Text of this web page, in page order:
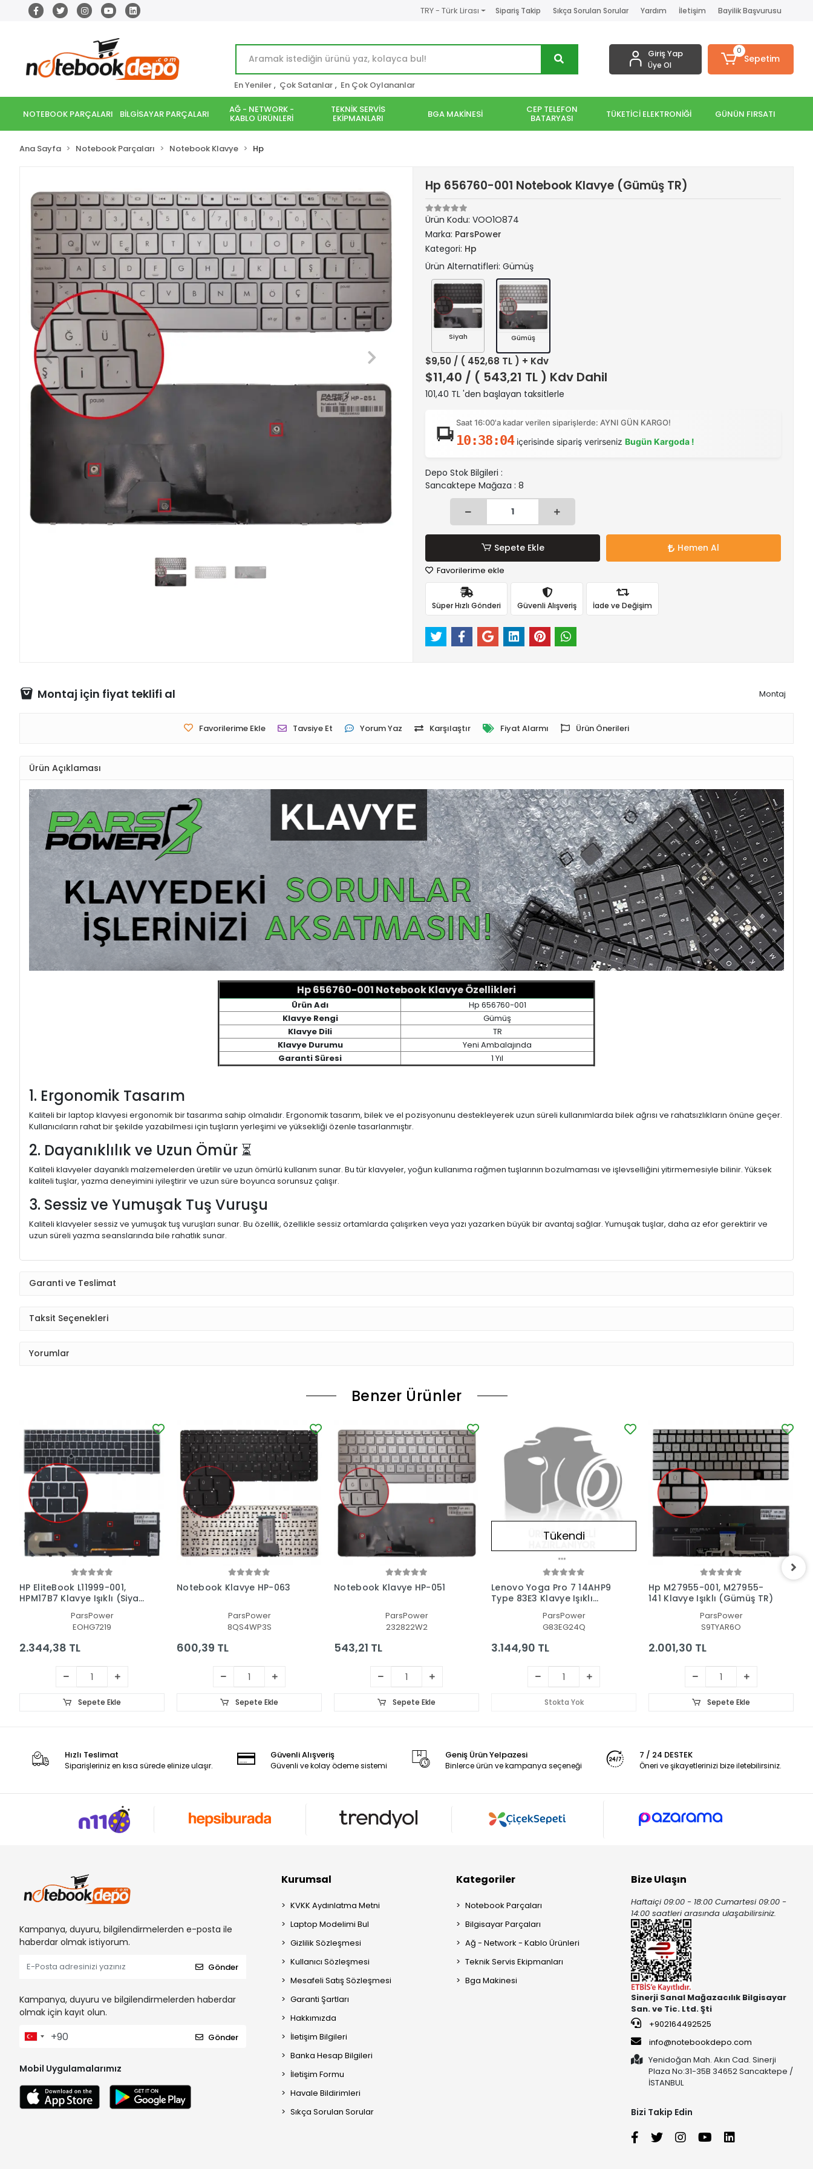
TRY - Türk Lirası Sipariş Takip Sıkça Sorulan Sorular Yardım İletişim Bayilik Başvurusu
En Yeniler , Çok Satanlar , En Çok Oylananlar
Giriş Yap
Üye Ol
0
Sepetim
NOTEBOOK PARÇALARI BİLGİSAYAR PARÇALARI AĞ - NETWORK -
KABLO ÜRÜNLERİ
TEKNİK SERVİS
EKİPMANLARI BGA MAKİNESİ CEP TELEFON
BATARYASI TÜKETİCİ ELEKTRONİĞİ GÜNÜN FIRSATI
Ana Sayfa Notebook Parçaları Notebook Klavye Hp
Hp 656760-001 Notebook Klavye (Gümüş TR)
Ürün Kodu: VOO1O874
Marka: ParsPower
Kategori: Hp
Ürün Alternatifleri: Gümüş
Siyah Gümüş
$9,50 / ( 452,68 TL ) + Kdv
$11,40 / ( 543,21 TL ) Kdv Dahil
101,40 TL 'den başlayan taksitlerle
Saat 16:00'a kadar verilen siparişlerde: AYNI GÜN KARGO!
10:38:03içerisinde sipariş verirseniz Bugün Kargoda !
Depo Stok Bilgileri :
Sancaktepe Mağaza : 8
Sepete Ekle Hemen Al
Favorilerime ekle
Süper Hızlı Gönderi Güvenli Alışveriş İade ve Değişim
Montaj için fiyat teklifi al Montaj
Favorilerime Ekle Tavsiye Et Yorum Yaz Karşılaştır Fiyat Alarmı Ürün Önerileri
Ürün Açıklaması
Hp 656760-001 Notebook Klavye Özellikleri
Ürün Adı
Hp 656760-001
Klavye Rengi
Gümüş
Klavye Dili
TR
Klavye Durumu
Yeni Ambalajında
Garanti Süresi
1 Yıl
1. Ergonomik Tasarım
Kaliteli bir laptop klavyesi ergonomik bir tasarıma sahip olmalıdır. Ergonomik tasarım, bilek ve el pozisyonunu destekleyerek uzun süreli kullanımlarda bilek ağrısı ve rahatsızlıkların önüne geçer.
Kullanıcıların rahat bir şekilde yazabilmesi için tuşların yerleşimi ve yüksekliği özenle tasarlanmıştır.
2. Dayanıklılık ve Uzun Ömür ⏳
Kaliteli klavyeler dayanıklı malzemelerden üretilir ve uzun ömürlü kullanım sunar. Bu tür klavyeler, yoğun kullanıma rağmen tuşlarının bozulmaması ve işlevselliğini yitirmemesiyle bilinir. Yüksek
kaliteli tuşlar, yazma deneyimini iyileştirir ve uzun süre boyunca sorunsuz çalışır.
3. Sessiz ve Yumuşak Tuş Vuruşu
Kaliteli klavyeler sessiz ve yumuşak tuş vuruşları sunar. Bu özellik, özellikle sessiz ortamlarda çalışırken veya yazı yazarken büyük bir avantaj sağlar. Yumuşak tuşlar, daha az efor gerektirir ve
uzun süreli yazma seanslarında bile rahatlık sunar.
Garanti ve Teslimat
Taksit Seçenekleri
Yorumlar
Benzer Ürünler
HP EliteBook L11999-001,
HPM17B7 Klavye Işıklı (Siyah
ParsPower
EOHG7219
2.344,38 TL
Sepete Ekle
Notebook Klavye HP-063
ParsPower
8QS4WP3S
600,39 TL
Sepete Ekle
Notebook Klavye HP-051
ParsPower
232822W2
543,21 TL
Sepete Ekle
Tükendi
Lenovo Yoga Pro 7 14AHP9
Type 83E3 Klavye Işıklı
ParsPower
G83EG24Q
3.144,90 TL
Stokta Yok
Hp M27955-001, M27955-
141 Klavye Işıklı (Gümüş TR)
ParsPower
S9TYAR6O
2.001,30 TL
Sepete Ekle
Hızlı Teslimat
Siparişleriniz en kısa sürede elinize ulaşır.
Güvenli Alışveriş
Güvenli ve kolay ödeme sistemi
Geniş Ürün Yelpazesi
Binlerce ürün ve kampanya seçeneği
7 / 24 DESTEK
Öneri ve şikayetlerinizi bize iletebilirsiniz.
Kampanya, duyuru, bilgilendirmelerden e-posta ile
haberdar olmak istiyorum.
Gönder
Kampanya, duyuru ve bilgilendirmelerden haberdar
olmak için kayıt olun.
Gönder
Mobil Uygulamalarımız
Kurumsal
KVKK Aydınlatma Metni
Laptop Modelimi Bul
Gizlilik Sözleşmesi
Kullanıcı Sözleşmesi
Mesafeli Satış Sözleşmesi
Garanti Şartları
Hakkımızda
İletişim Bilgileri
Banka Hesap Bilgileri
İletişim Formu
Havale Bildirimleri
Sıkça Sorulan Sorular
Kategoriler
Notebook Parçaları
Bilgisayar Parçaları
Ağ - Network - Kablo Ürünleri
Teknik Servis Ekipmanları
Bga Makinesi
Bize Ulaşın
Haftaiçi 09:00 - 18:00 Cumartesi 09:00 -
14:00 saatleri arasında ulaşabilirsiniz.
Sinerji Sanal Mağazacılık Bilgisayar
San. ve Tic. Ltd. Şti
+902164492525
info@notebookdepo.com
Yenidoğan Mah. Akın Cad. Sinerji
Plaza No:31-35B 34652 Sancaktepe /
İSTANBUL
Bizi Takip Edin